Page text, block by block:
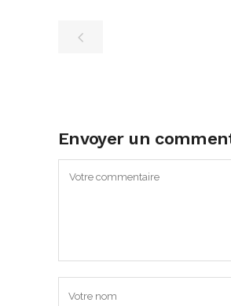
Envoyer un